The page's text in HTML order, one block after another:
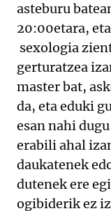
asteburu
20:00etara,
sexologia
gerturatzea
master bat,
da, eta eduki
esan nahi
erabili ahal
daukatenek
dutenek ere
ogibiderik ez